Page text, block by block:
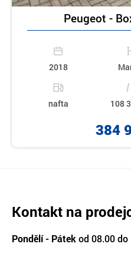
Peugeot -
2018
nafta 108
384
Kontakt na
Pondělí - Pátek od 08.00 do